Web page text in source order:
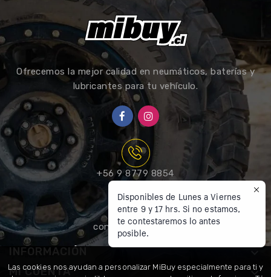
Ofrecemos la mejor calidad en neumáticos, baterías y
lubricantes para tu vehículo.
+56 9 8779 8854
contacto@mibuy.cl
INFORMACIÓN
MI CUENTA 
Las cookies nos ayudan a personalizar MiBuy especialmente para ti y
Disponibles de Lunes a Viernes
entre 9 y 17 hrs. Si no estamos,
te contestaremos lo antes
posible.